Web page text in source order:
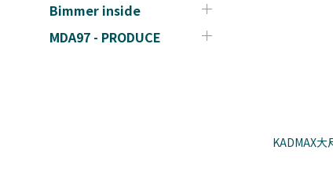
Bimmer inside
MDA97 - PRODUCE
KADMAX